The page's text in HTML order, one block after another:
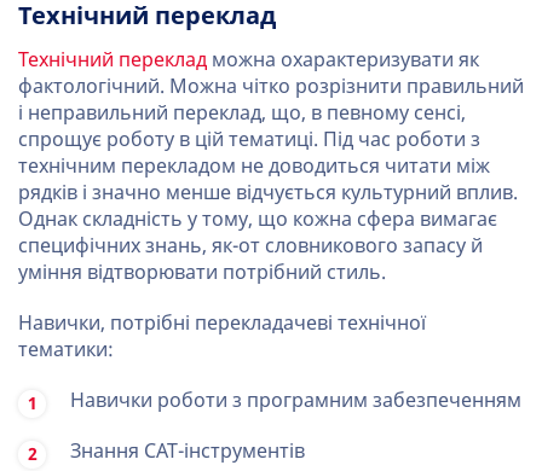
Технічний переклад
Технічний переклад можна охарактеризувати як
фактологічний. Можна чітко розрізнити правильний
і неправильний переклад, що, в певному сенсі,
спрощує роботу в цій тематиці. Під час роботи з
технічним перекладом не доводиться читати між
рядків і значно менше відчується культурний вплив.
Однак складність у тому, що кожна сфера вимагає
специфічних знань, як-от словникового запасу й
уміння відтворювати потрібний стиль.
Навички, потрібні перекладачеві технічної
тематики:
Навички роботи з програмним забезпеченням
Знання CAT-інструментів